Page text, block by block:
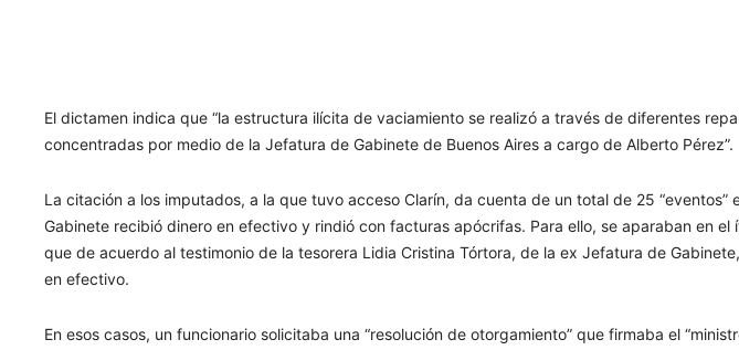
El dictamen indica que “la estructura ilícita de vaciamiento se realizó a través de diferentes
concentradas por medio de la Jefatura de Gabinete de Buenos Aires a cargo de Alberto Pérez”.
La citación a los imputados, a la que tuvo acceso Clarín, da cuenta de un total de 25 “eventos”
Gabinete recibió dinero en efectivo y rindió con facturas apócrifas. Para ello, se aparaban en el
que de acuerdo al testimonio de la tesorera Lidia Cristina Tórtora, de la ex Jefatura de
en efectivo.
En esos casos, un funcionario solicitaba una “resolución de otorgamiento” que firmaba el